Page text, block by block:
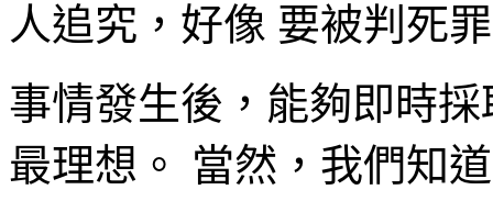
人追究，好像 要被判死
事情發生後，能夠即時
最理想。 當然，我們知